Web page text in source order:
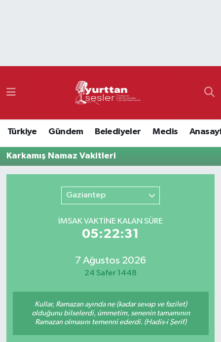
Türkiye Gündem Belediyeler Meclis
Karkamış Namaz Vakitleri
Gaziantep
İMSAK VAKTİNE KALAN SÜRE
05:22:31
7 Ağustos 2026
24 Safer 1448
Kullar, Ramazan ayında ne (kadar sevap ve fazilet)
olduğunu bilselerdi, ümmetim, senenin tamamının
Ramazan olmasını temenni ederdi. (Hadis-i Şerif)
Namaz Vakitleri
Süper Lig Puan Durumu ve Fikstür
Son Dakika Haberleri